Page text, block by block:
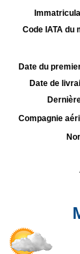
Code IATA du
Date du
Date de
Compagnie